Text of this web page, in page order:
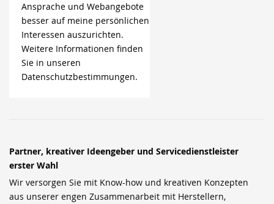
Ansprache und Webangebote
besser auf meine persönlichen
Interessen auszurichten.
Weitere Informationen finden
Sie in unseren
Datenschutzbestimmungen.
Partner, kreativer Ideengeber und Servicedienstleister
erster Wahl
Wir versorgen Sie mit Know-how und kreativen Konzepten
aus unserer engen Zusammenarbeit mit Herstellern,